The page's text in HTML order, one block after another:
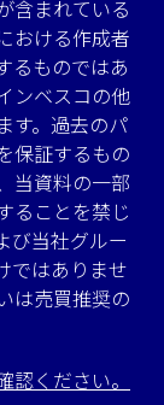
含まれている
おける作成者
るものではあ
ンベスコの他
す。過去のパ
保証するもの
当資料の一部
ることを禁じ
び当社グルー
ではありませ
は売買推奨の
ください。